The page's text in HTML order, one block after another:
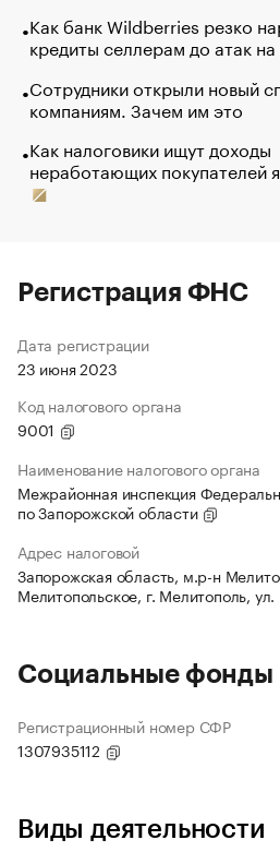
Как банк Wildberries резко
кредиты селлерам до атак
Сотрудники открыли новый
компаниям. Зачем им это
Как налоговики ищут доходы
неработающих покупателей
Регистрация ФНС
Дата регистрации
23 июня 2023
Код налогового органа
9001
Наименование налогового органа
Межрайонная инспекция
по Запорожской области
Адрес налоговой
Запорожская область, м.р-н
Мелитопольское, г. Мелитополь,
Социальные фонды
Регистрационный номер СФР
1307935112
Виды деятельности